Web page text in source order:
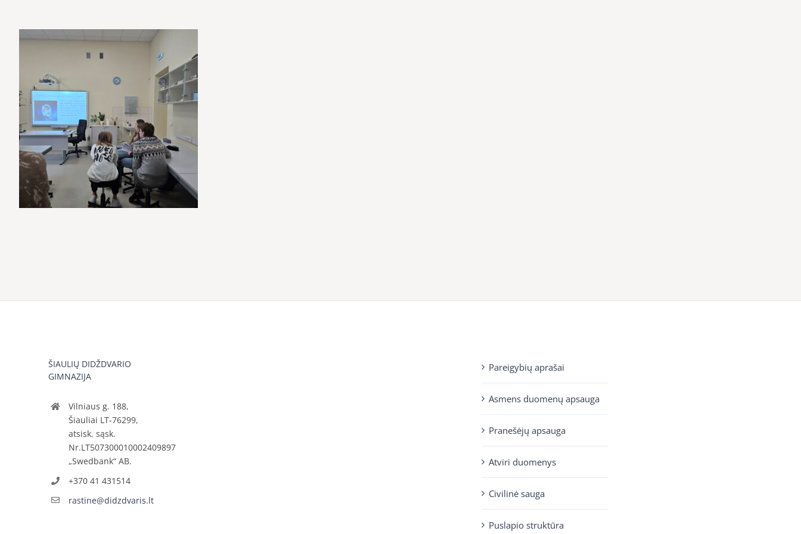
ŠIAULIŲ DIDŽDVARIO
GIMNAZIJA
Vilniaus g. 188,
Šiauliai LT-76299,
atsisk. sąsk.
Nr.LT507300010002409897
„Swedbank“ AB.
+370 41 431514
rastine@didzdvaris.lt
Pareigybių aprašai
Asmens duomenų apsauga
Pranešėjų apsauga
Atviri duomenys
Civilinė sauga
Puslapio struktūra